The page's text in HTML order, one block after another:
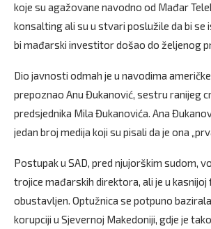
koje su agažovane navodno od Mađar
konsalting ali su u stvari poslužile da bi se
bi mađarski investitor došao do željenog
Dio javnosti odmah je u navodima
prepoznao Anu Đukanović, sestru ranijeg
predsjednika Mila Đukanovića. Ana
jedan broj medija koji su pisali da je ona
Postupak u SAD, pred njujorškim sudom,
trojice mađarskih direktora, ali je u kasnijoj
obustavljen. Optužnica se potpuno
korupciji u Sjevernoj Makedoniji, gdje je